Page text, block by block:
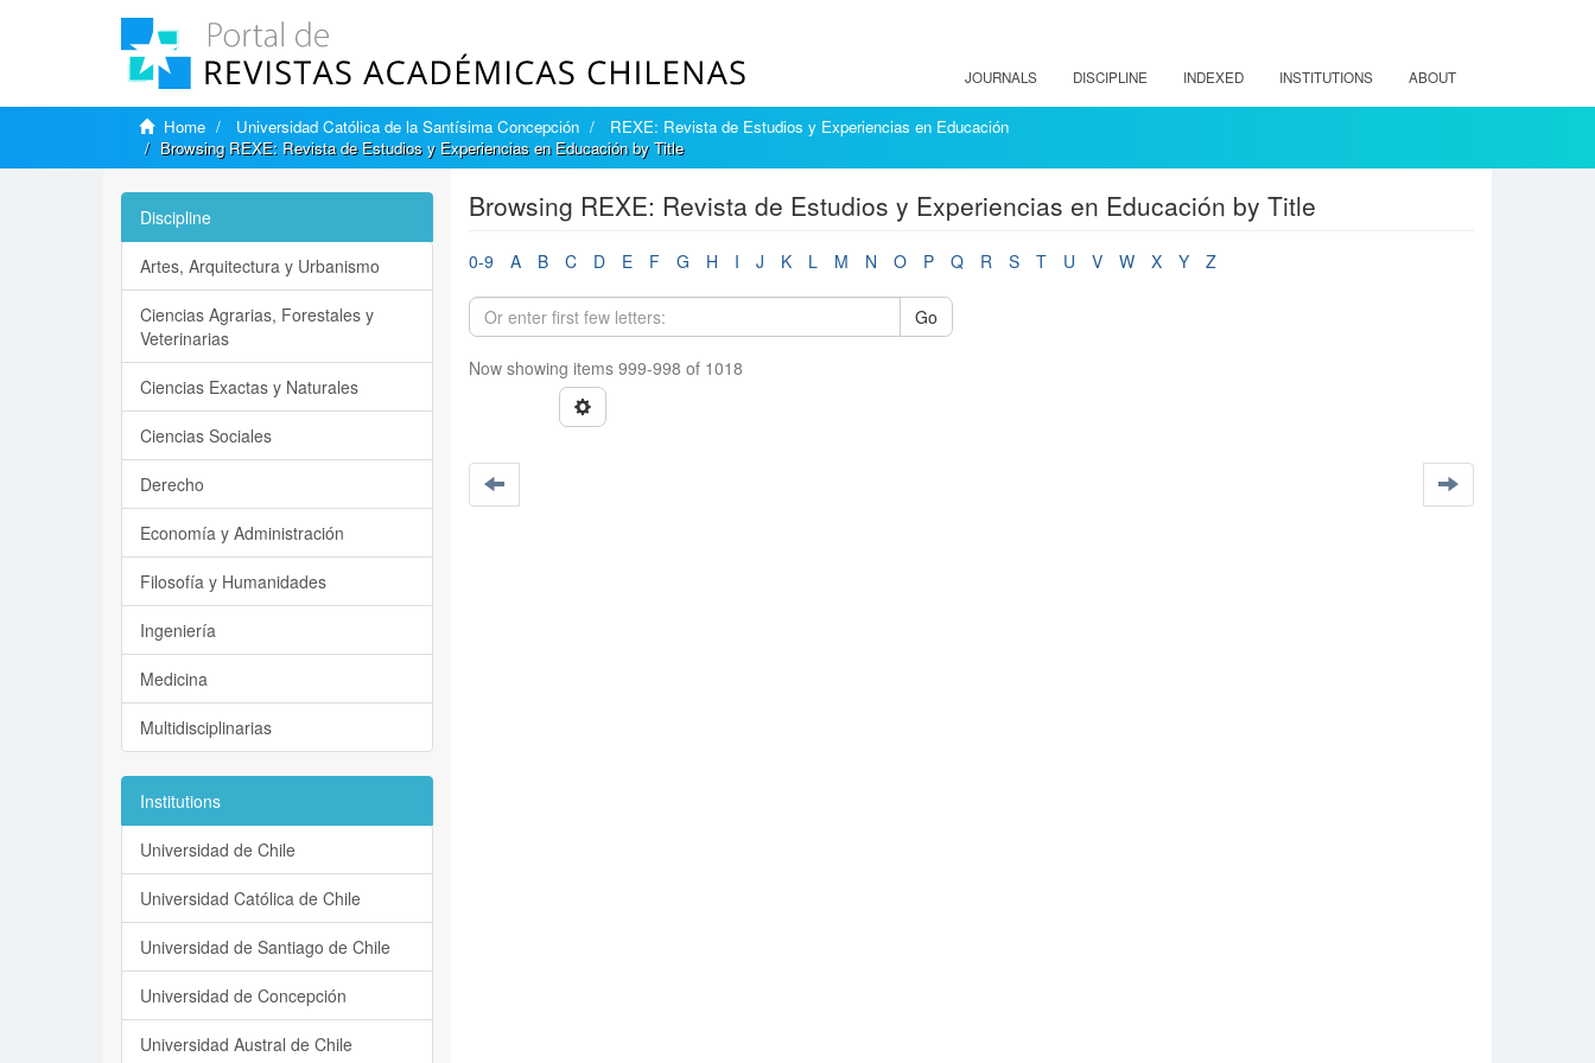
JOURNALS DISCIPLINE INDEXED INSTITUTIONS ABOUT
Home Universidad Católica de la Santísima Concepción
REXE: Revista de Estudios y Experiencias en Educación
Browsing REXE: Revista de Estudios y Experiencias en Educación by Title
Browsing REXE: Revista de Estudios y Experiencias en Educación by Title
0-9 A B C D E F G H I J K L M N O P Q R S T U V W X Y Z
Go
Now showing items 999-998 of 1018
Discipline
Artes, Arquitectura y Urbanismo
Ciencias Agrarias, Forestales y
Veterinarias
Ciencias Exactas y Naturales
Ciencias Sociales
Derecho
Economía y Administración
Filosofía y Humanidades
Ingeniería
Medicina
Multidisciplinarias
Institutions
Universidad de Chile
Universidad Católica de Chile
Universidad de Santiago de Chile
Universidad de Concepción
Universidad Austral de Chile